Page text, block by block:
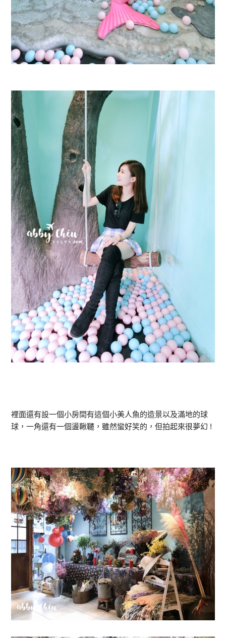
裡面還有設一個小房間有這個小美人魚的造景以及滿地的球
球，一角還有一個盪鞦韆，雖然蠻好笑的，但拍起來很夢幻 !